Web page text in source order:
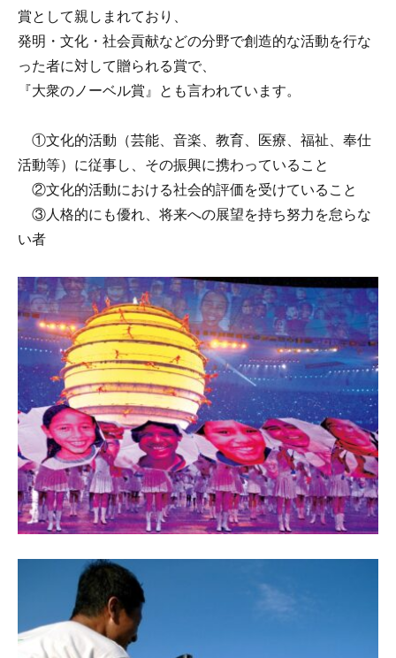
賞として親しまれており、
発明・文化・社会貢献などの分野で創造的な活動を行な
った者に対して贈られる賞で、
『大衆のノーベル賞』とも言われています。
①文化的活動 （芸能、音楽、教育、医療、福祉、奉仕
活動等） に従事し、その振興に携わっていること
②文化的活動における社会的評価を受けていること
③人格的にも優れ、将来への展望を持ち努力を怠らな
い者